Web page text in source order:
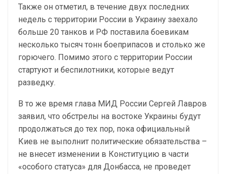
Также он отметил, в течение двух последних
недель с территории России в Украину заехало
больше 20 танков и РФ поставила боевикам
несколько тысяч тонн боеприпасов и столько же
горючего. Помимо этого с территории России
стартуют и беспилотники, которые ведут
разведку.
В то же время глава МИД России Сергей Лавров
заявил, что обстрелы на востоке Украины будут
продолжаться до тех пор, пока официальный
Киев не выполнит политические обязательства –
не внесет изменении в Конституцию в части
«особого статуса» для Донбасса, не проведет